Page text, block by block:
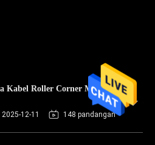
Kabel Roller Corner Manhole
2025-12-11 148 pandangan